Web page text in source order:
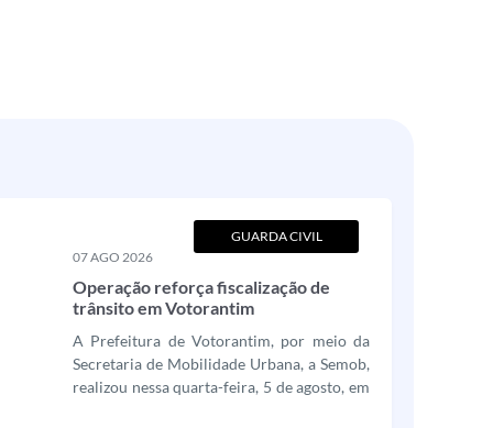
GUARDA CIVIL
07 AGO 2026
Operação reforça fiscalização de
trânsito em Votorantim
A Prefeitura de Votorantim, por meio da
Secretaria de Mobilidade Urbana, a Semob,
realizou nessa quarta-feira, 5 de agosto, em